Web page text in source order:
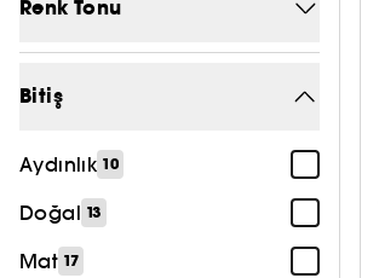
Renk Tonu
Kahverengi
Kırmızı
Mavi
Bitiş
Aydınlık 10
Doğal 13
Mat 17